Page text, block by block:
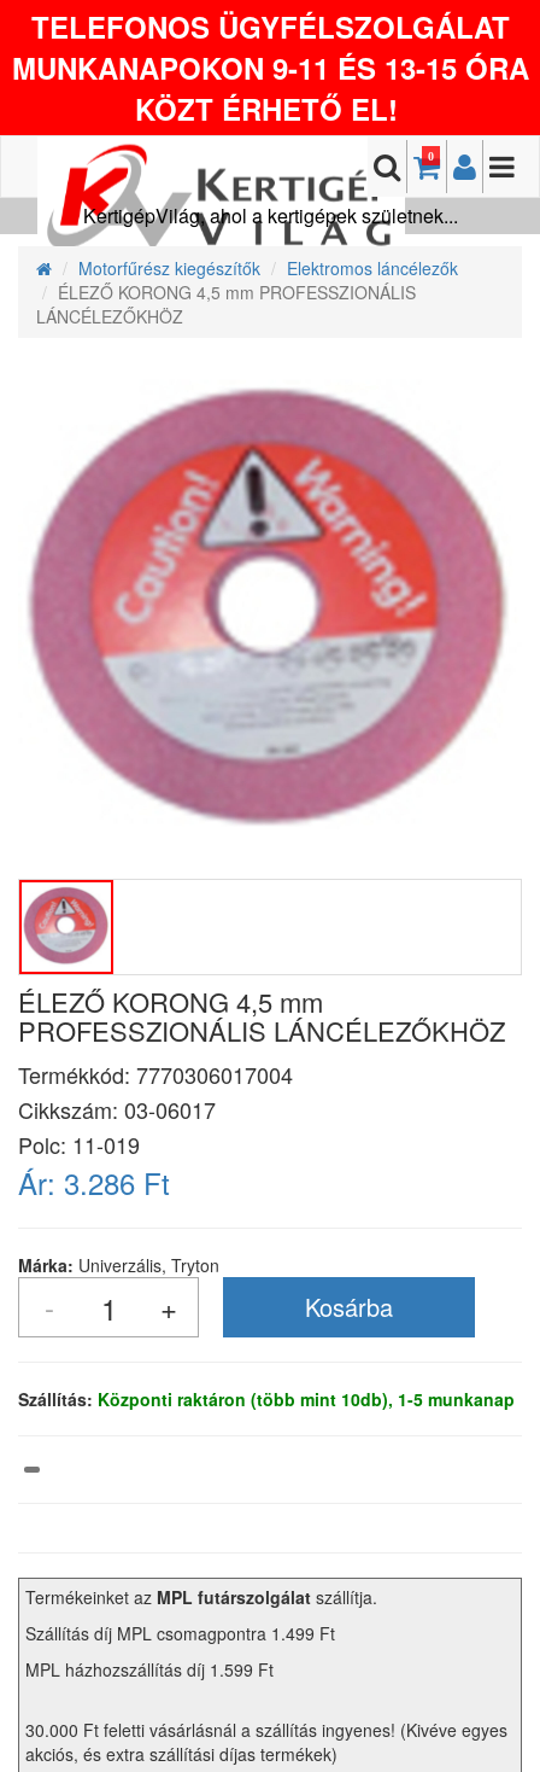
TELEFONOS ÜGYFÉLSZOLGÁLAT
MUNKANAPOKON 9-11 ÉS 13-15 ÓRA
KÖZT ÉRHETŐ EL!
0
KertigépVilág, ahol a kertigépek születnek...
Motorfűrész kiegészítők
Elektromos láncélezők
ÉLEZŐ KORONG 4,5 mm PROFESSZIONÁLIS
LÁNCÉLEZŐKHÖZ
ÉLEZŐ KORONG 4,5 mm
PROFESSZIONÁLIS LÁNCÉLEZŐKHÖZ
Termékkód: 7770306017004
Cikkszám: 03-06017
Polc: 11-019
Ár: 3.286 Ft
Márka: Univerzális, Tryton
Szállítás: Központi raktáron (több mint 10db), 1-5 munkanap
Termékeinket az MPL futárszolgálat szállítja.
Szállítás díj MPL csomagpontra 1.499 Ft
MPL házhozszállítás díj 1.599 Ft
30.000 Ft feletti vásárlásnál a szállítás ingyenes! (Kivéve egyes
akciós, és extra szállítási díjas termékek)